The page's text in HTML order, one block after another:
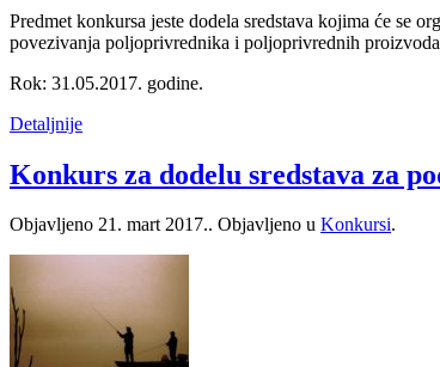
Predmet konkursa jeste dodela sredstava kojima će se
povezivanja poljoprivrednika i poljoprivrednih
Rok: 31.05.2017. godine.
Detaljnije
Konkurs za dodelu sredstava za
Objavljeno 21. mart 2017.. Objavljeno u Konkursi.